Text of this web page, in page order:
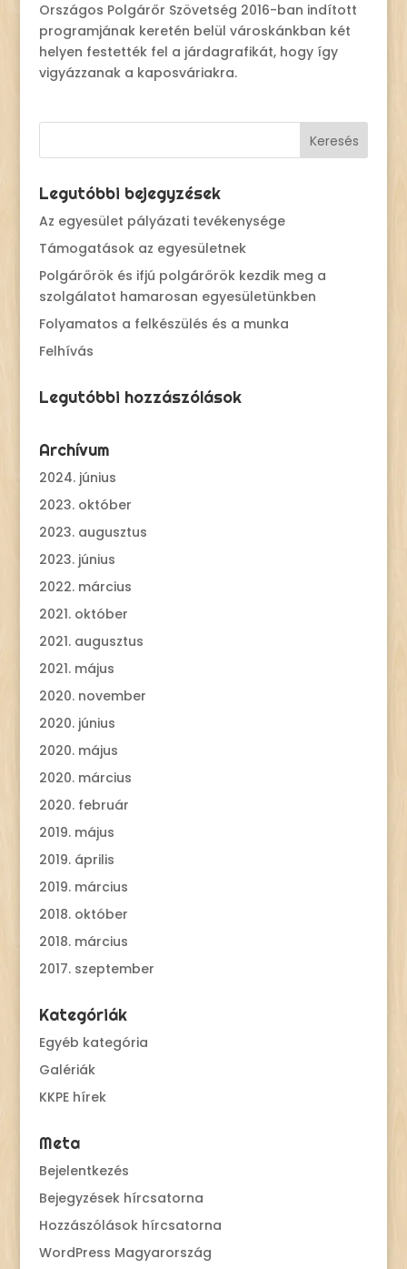
Országos Polgárőr Szövetség 2016-ban indított
programjának keretén belül városkánkban két
helyen festették fel a járdagrafikát, hogy így
vigyázzanak a kaposváriakra.
Legutóbbi bejegyzések
Az egyesület pályázati tevékenysége
Támogatások az egyesületnek
Polgárőrök és ifjú polgárőrök kezdik meg a
szolgálatot hamarosan egyesületünkben
Folyamatos a felkészülés és a munka
Felhívás
Legutóbbi hozzászólások
Archívum
2024. június
2023. október
2023. augusztus
2023. június
2022. március
2021. október
2021. augusztus
2021. május
2020. november
2020. június
2020. május
2020. március
2020. február
2019. május
2019. április
2019. március
2018. október
2018. március
2017. szeptember
Kategóriák
Egyéb kategória
Galériák
KKPE hírek
Meta
Bejelentkezés
Bejegyzések hírcsatorna
Hozzászólások hírcsatorna
WordPress Magyarország